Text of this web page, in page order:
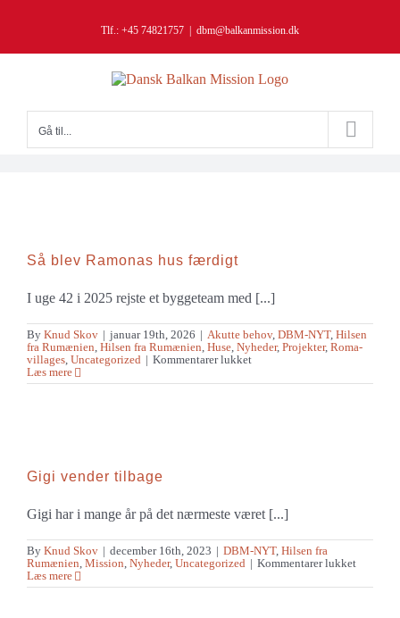
Tlf.: +45 74821757 dbm@balkanmission.dk
Gå til...
Så blev Ramonas hus færdigt
I uge 42 i 2025 rejste et byggeteam med [...]
By Knud Skov | januar 19th, 2026 | Akutte behov, DBM-NYT, Hilsen
fra Rumænien, Hilsen fra Rumænien, Huse, Nyheder, Projekter, Roma-
villages, Uncategorized | Kommentarer lukkettil
blev
Læs mere
Gigi vender tilbage
Gigi har i mange år på det nærmeste været [...]
By Knud Skov | december 16th, 2023 | DBM-NYT, Hilsen fra
Rumænien, Mission, Nyheder, Uncategorized | Kommentarer lukkettil
vender
Læs mere